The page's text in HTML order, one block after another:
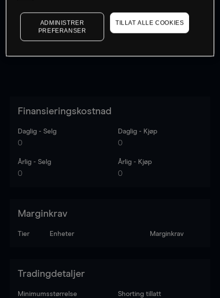
Kursene er veiledende. to see latest market data
Finansieringskostnad
Daglig - Selg
0
Daglig - Kjøp
0
Årlig - Selg
0
Årlig - Kjøp
0
Marginkrav
Tier Enheter Marginkrav
Tradingdetaljer
Minimumsstørrelse Shorting tillatt
ADMINISTRER
PREFERANSER
TILLAT ALLE COOKIES